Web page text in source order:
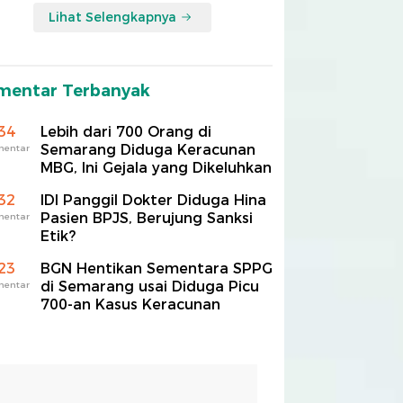
Lihat Selengkapnya
Terbanyak
Lebih dari 700 Orang di
Semarang Diduga Keracunan
MBG, Ini Gejala yang Dikeluhkan
IDI Panggil Dokter Diduga Hina
Pasien BPJS, Berujung Sanksi
Etik?
BGN Hentikan Sementara SPPG
di Semarang usai Diduga Picu
700-an Kasus Keracunan